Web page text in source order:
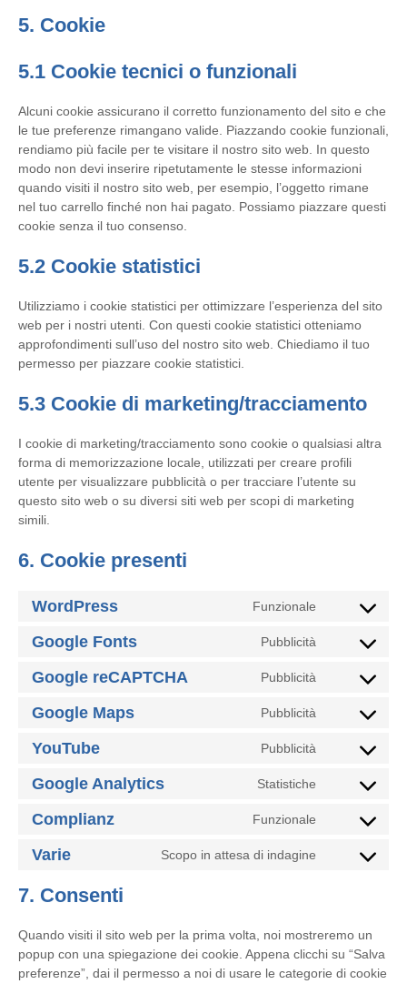
5. Cookie
5.1 Cookie tecnici o funzionali
Alcuni cookie assicurano il corretto funzionamento del sito e che
le tue preferenze rimangano valide. Piazzando cookie funzionali,
rendiamo più facile per te visitare il nostro sito web. In questo
modo non devi inserire ripetutamente le stesse informazioni
quando visiti il nostro sito web, per esempio, l’oggetto rimane
nel tuo carrello finché non hai pagato. Possiamo piazzare questi
cookie senza il tuo consenso.
5.2 Cookie statistici
Utilizziamo i cookie statistici per ottimizzare l’esperienza del sito
web per i nostri utenti. Con questi cookie statistici otteniamo
approfondimenti sull’uso del nostro sito web. Chiediamo il tuo
permesso per piazzare cookie statistici.
5.3 Cookie di marketing/tracciamento
I cookie di marketing/tracciamento sono cookie o qualsiasi altra
forma di memorizzazione locale, utilizzati per creare profili
utente per visualizzare pubblicità o per tracciare l’utente su
questo sito web o su diversi siti web per scopi di marketing
simili.
6. Cookie presenti
WordPress Funzionale
Consent
service
wordpress
Google Fonts Pubblicità
Consent
service
google-
Google reCAPTCHA Pubblicità
Consent
service
google-
Google Maps Pubblicità
Consent
service
google-
YouTube Pubblicità
Consent
service
youtube
Google Analytics Statistiche
Consent
service
google-
Complianz Funzionale
Consent
service
Varie Scopo in attesa di indagine
Consent
7. Consenti
Quando visiti il sito web per la prima volta, noi mostreremo un
popup con una spiegazione dei cookie. Appena clicchi su “Salva
preferenze”, dai il permesso a noi di usare le categorie di cookie